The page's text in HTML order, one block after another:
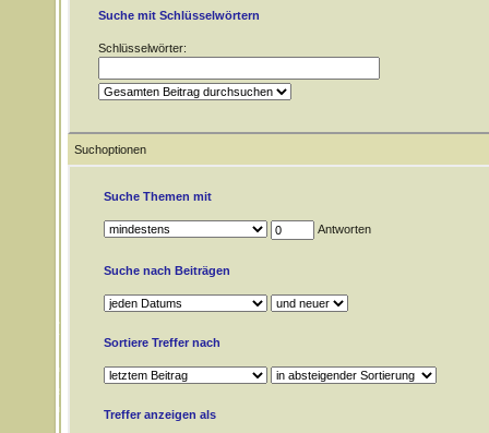
Suche mit Schlüsselwörtern
Schlüsselwörter:
Suchoptionen
Suche Themen mit
Antworten
Suche nach Beiträgen
Sortiere Treffer nach
Treffer anzeigen als